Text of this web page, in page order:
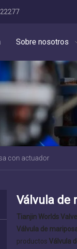
Sobre nosotros
con actuador
Válvula de
Tianjin Worlds
Válvula de
productos Válvula